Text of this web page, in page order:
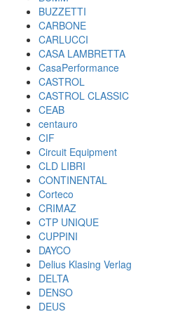
BUZZETTI
CARBONE
CARLUCCI
CASA LAMBRETTA
CasaPerformance
CASTROL
CASTROL CLASSIC
CEAB
centauro
CIF
Circuit Equipment
CLD LIBRI
CONTINENTAL
Corteco
CRIMAZ
CTP UNIQUE
CUPPINI
DAYCO
Delius Klasing Verlag
DELTA
DENSO
DEUS